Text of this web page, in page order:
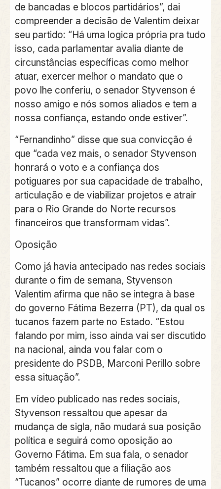
de bancadas e blocos partidários”, dai
compreender a decisão de Valentim deixar
seu partido: “Há uma logica própria pra tudo
isso, cada parlamentar avalia diante de
circunstâncias específicas como melhor
atuar, exercer melhor o mandato que o
povo lhe conferiu, o senador Styvenson é
nosso amigo e nós somos aliados e tem a
nossa confiança, estando onde estiver”.
“Fernandinho” disse que sua convicção é
que “cada vez mais, o senador Styvenson
honrará o voto e a confiança dos
potiguares por sua capacidade de trabalho,
articulação e de viabilizar projetos e atrair
para o Rio Grande do Norte recursos
financeiros que transformam vidas”.
Oposição
Como já havia antecipado nas redes sociais
durante o fim de semana, Styvenson
Valentim afirma que não se integra à base
do governo Fátima Bezerra (PT), da qual os
tucanos fazem parte no Estado. “Estou
falando por mim, isso ainda vai ser discutido
na nacional, ainda vou falar com o
presidente do PSDB, Marconi Perillo sobre
essa situação”.
Em vídeo publicado nas redes sociais,
Styvenson ressaltou que apesar da
mudança de sigla, não mudará sua posição
política e seguirá como oposição ao
Governo Fátima. Em sua fala, o senador
também ressaltou que a filiação aos
“Tucanos” ocorre diante de rumores de uma